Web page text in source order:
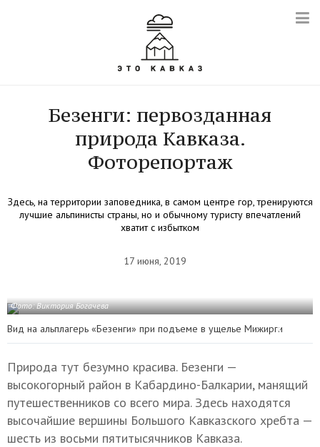
Безенги: первозданная
природа Кавказа.
Фоторепортаж
Здесь, на территории заповедника, в самом центре гор, тренируются
лучшие альпинисты страны, но и обычному туристу впечатлений
хватит с избытком
17 июня, 2019
Фото: Виктория Богачева
Вид на альплагерь «Безенги» при подъеме в ущелье Мижирги
Природа тут безумно красива. Безенги —
высокогорный район в Кабардино-Балкарии, манящий
путешественников со всего мира. Здесь находятся
высочайшие вершины Большого Кавказского хребта —
шесть из восьми пятитысячников Кавказа.